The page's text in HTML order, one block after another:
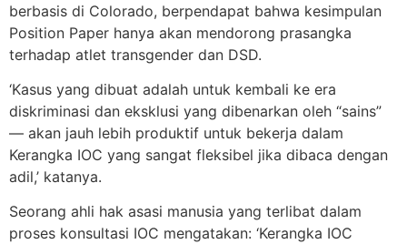
berbasis di Colorado, berpendapat bahwa kesimpulan
Position Paper hanya akan mendorong prasangka
terhadap atlet transgender dan DSD.
‘Kasus yang dibuat adalah untuk kembali ke era
diskriminasi dan eksklusi yang dibenarkan oleh “sains”
— akan jauh lebih produktif untuk bekerja dalam
Kerangka IOC yang sangat fleksibel jika dibaca dengan
adil,’ katanya.
Seorang ahli hak asasi manusia yang terlibat dalam
proses konsultasi IOC mengatakan: ‘Kerangka IOC